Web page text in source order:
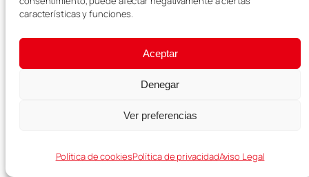
características y funciones.
Aceptar
Denegar
Ver preferencias
Política de cookiesPolítica de privacidadAviso Legal
La mejor eSIM para viajaraquí